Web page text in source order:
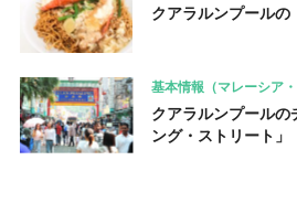
クアラルンプールの
基本情報（マレーシア
クアラルンプールの
ング・ストリート」